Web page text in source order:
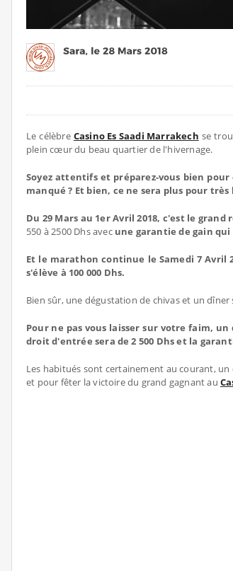
Le célèbre Casino Es Saadi Marrakech se
plein cœur du beau quartier de l'hivernage.
Soyez attentifs et préparez-vous bien
manqué ? Et bien, ce ne sera plus pour
Du 29 Mars au 1er Avril 2018, c'est le grand
550 à 2500 Dhs avec une garantie de gain qui
Et le marathon continue le Samedi 7 Avril
s'élève à 100 000 Dhs.
Bien sûr, une dégustation de chivas et un
Pour ne pas vous laisser sur votre faim,
droit d'entrée sera de 2 500 Dhs et la
Les habitués sont certainement au courant,
et pour fêter la victoire du grand gagnant au